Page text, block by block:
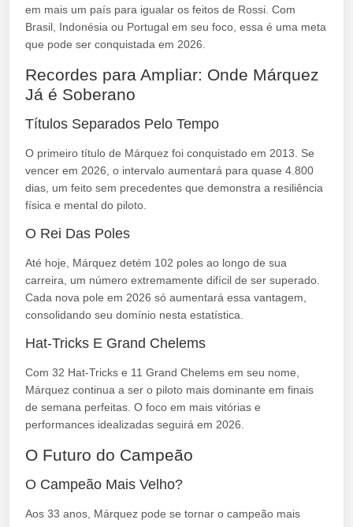
em mais um país para igualar os feitos de Rossi. Com
Brasil, Indonésia ou Portugal em seu foco, essa é uma meta
que pode ser conquistada em 2026.
Recordes para Ampliar: Onde Márquez
Já é Soberano
Títulos Separados Pelo Tempo
O primeiro título de Márquez foi conquistado em 2013. Se
vencer em 2026, o intervalo aumentará para quase 4.800
dias, um feito sem precedentes que demonstra a resiliência
física e mental do piloto.
O Rei Das Poles
Até hoje, Márquez detém 102 poles ao longo de sua
carreira, um número extremamente difícil de ser superado.
Cada nova pole em 2026 só aumentará essa vantagem,
consolidando seu domínio nesta estatística.
Hat-Tricks E Grand Chelems
Com 32 Hat-Tricks e 11 Grand Chelems em seu nome,
Márquez continua a ser o piloto mais dominante em finais
de semana perfeitas. O foco em mais vitórias e
performances idealizadas seguirá em 2026.
O Futuro do Campeão
O Campeão Mais Velho?
Aos 33 anos, Márquez pode se tornar o campeão mais